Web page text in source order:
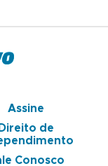
Assine
Direito de
Conosco